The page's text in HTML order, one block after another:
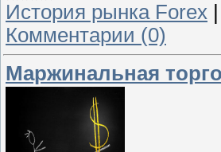
История рынка Forex
Комментарии (0)
Маржинальная